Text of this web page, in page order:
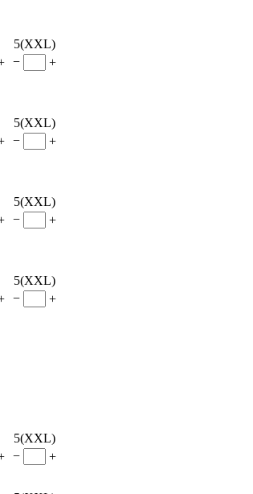
5(XXL)
−
+
5(XXL)
−
+
5(XXL)
−
+
5(XXL)
−
+
5(XXL)
−
+